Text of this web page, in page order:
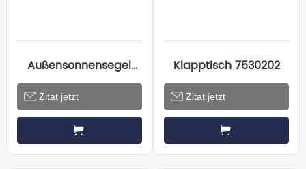
Außensonnensegel
7530301
Zitat jetzt
Klapptisch 7530202
Zitat jetzt